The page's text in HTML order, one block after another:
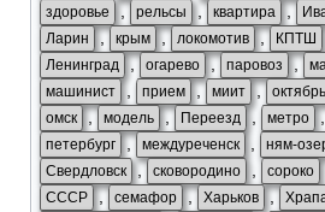
здоровье , рельсы , квартира ,
Ларин , крым , локомотив , КПТШ
Ленинград , огарево , паровоз ,
машинист прием , миит ,
омск , модель , Переезд метро
петербург , междуреченск ням-
Свердловск , сковородино сороко
СССР , семафор , Харьков ,